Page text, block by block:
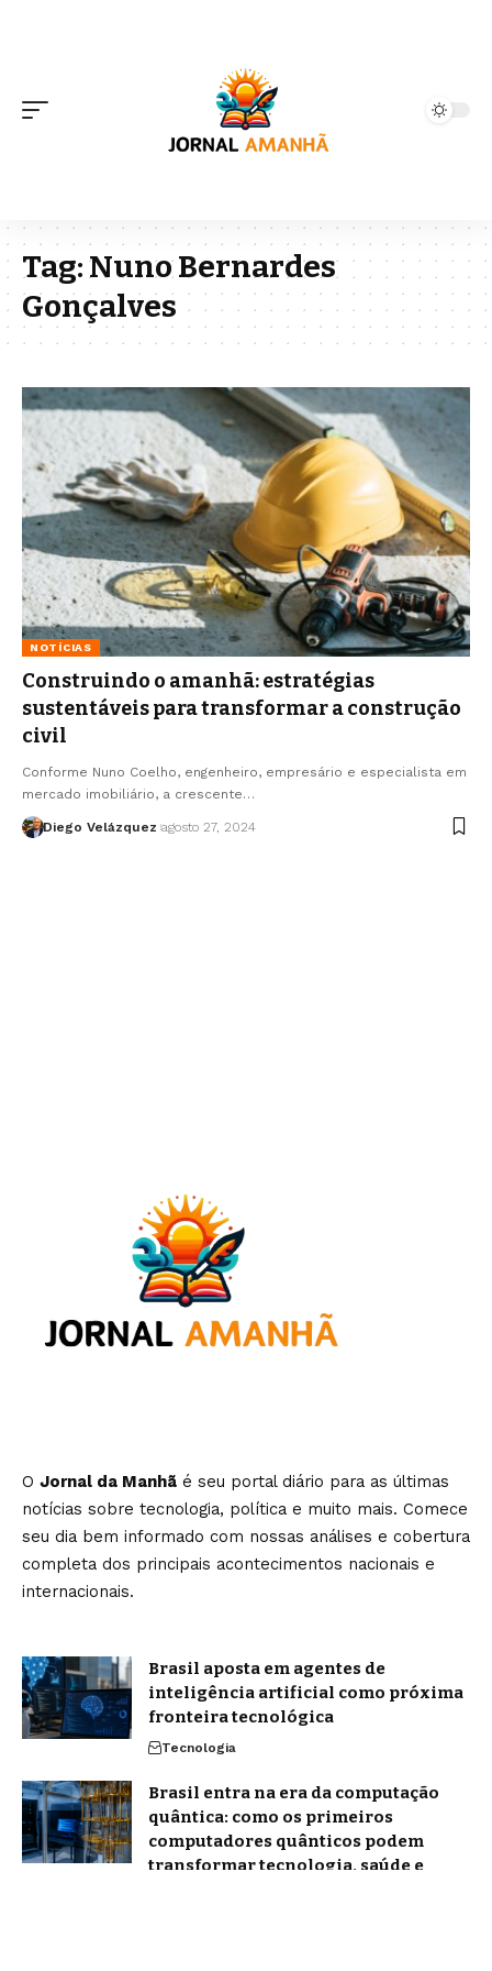
Tag:Nuno Bernardes
Gonçalves
NOTÍCIAS
Construindo o amanhã: estratégias
sustentáveis para transformar a construção
civil
Conforme Nuno Coelho, engenheiro, empresário e especialista em
mercado imobiliário, a crescente…
Diego Velázquez agosto 27, 2024
O Jornal da Manhã é seu portal diário para as últimas
notícias sobre tecnologia, política e muito mais. Comece
seu dia bem informado com nossas análises e cobertura
completa dos principais acontecimentos nacionais e
internacionais.
Brasil aposta em agentes de
inteligência artificial como próxima
fronteira tecnológica
Tecnologia
Brasil entra na era da computação
quântica: como os primeiros
computadores quânticos podem
transformar tecnologia, saúde e